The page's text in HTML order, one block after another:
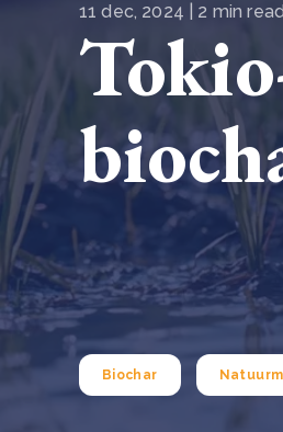
Green Wheels:
plasticinzameling in Sri
CSRD en uw positie als
in 2026?
11 dec, 2024 | 2 min read
Biochar